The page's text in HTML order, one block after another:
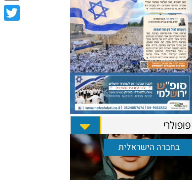
פופולרי
בחברה הישראלית
Email